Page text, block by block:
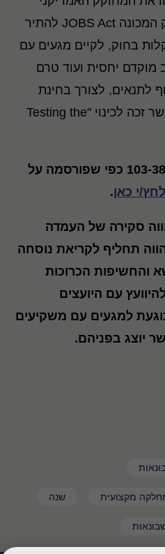
בשנת 2012 במסגרת החוק המכונה JOBS Act להתיר
בחוק, לקיים מגעים עם
יחסית ועוד טרם
לתנאים, לצורך בחינת
היתכנות ההנפקה - הליך אשר זכה לכינוי "Testing the
להורדת עמדה משפטית 103-38 כפי שפורסמה על
לחץ/י כאן.
סקירה של העמדה
תחליף לקריאת נוסחה
והחשיפות הכרוכות
עם היועצים
למגעים עם משקיעים
יוצג בפניהם.
מקצועית שנה